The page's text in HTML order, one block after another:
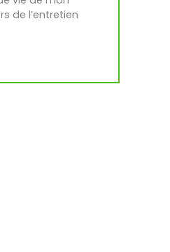
de l’entretien